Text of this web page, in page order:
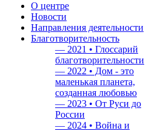
О центре
Новости
Направления деятельности
Благотворительность
— 2021 • Глоссарий
благотворительности
— 2022 • Дом - это
маленькая планета,
созданная любовью
— 2023 • От Руси до
России
— 2024 • Война и